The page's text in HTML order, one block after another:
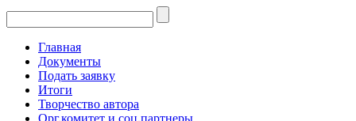
Главная
Документы
Подать заявку
Итоги
Творчество автора
Орг.комитет и соц.партнеры